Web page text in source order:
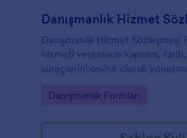
Danışmanlık Hizmet
Danışmanlık Hizmet Sözleşmesi
hizmeti verenlerin kapsam,
süreçlerini online olarak
takip etmesine yardımcı olur.
Go to Category:
Danışmanlık Formları